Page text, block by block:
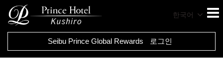
한국어
Seibu Prince Global Rewards 로그인